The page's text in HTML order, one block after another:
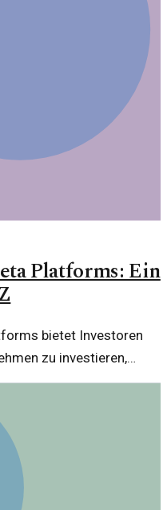
Platforms: Ein
bietet Investoren
zu investieren,
profitieren. Der aktuelle
sind entscheidend für